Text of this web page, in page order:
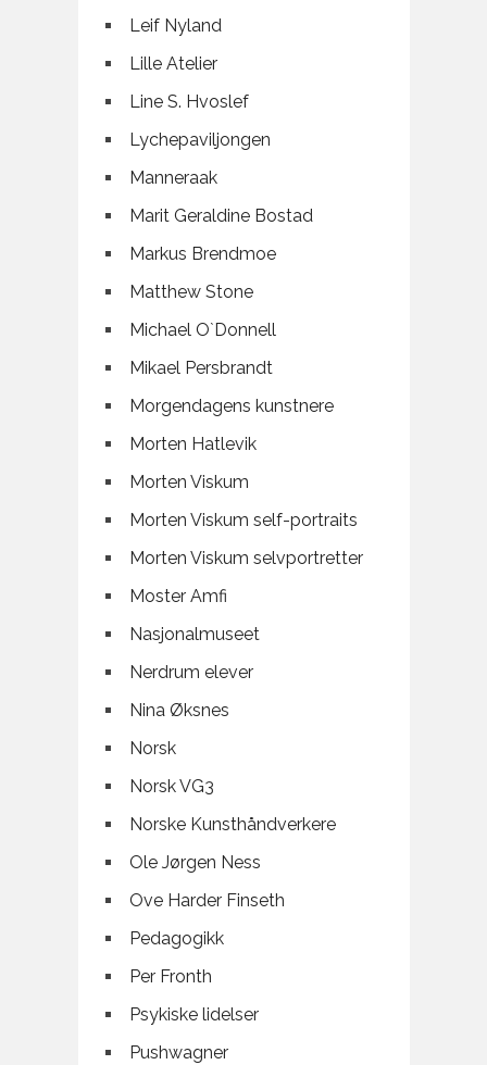
Leif Nyland
Lille Atelier
Line S. Hvoslef
Lychepaviljongen
Manneraak
Marit Geraldine Bostad
Markus Brendmoe
Matthew Stone
Michael O`Donnell
Mikael Persbrandt
Morgendagens kunstnere
Morten Hatlevik
Morten Viskum
Morten Viskum self-portraits
Morten Viskum selvportretter
Moster Amfi
Nasjonalmuseet
Nerdrum elever
Nina Øksnes
Norsk
Norsk VG3
Norske Kunsthåndverkere
Ole Jørgen Ness
Ove Harder Finseth
Pedagogikk
Per Fronth
Psykiske lidelser
Pushwagner